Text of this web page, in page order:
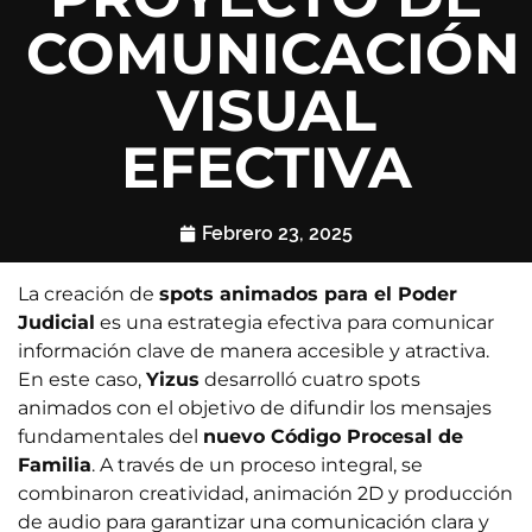
COMUNICACIÓN
VISUAL
EFECTIVA
Febrero 23, 2025
La creación de spots animados para el Poder
Judicial es una estrategia efectiva para comunicar
información clave de manera accesible y atractiva.
En este caso, Yizus desarrolló cuatro spots
animados con el objetivo de difundir los mensajes
fundamentales del nuevo Código Procesal de
Familia. A través de un proceso integral, se
combinaron creatividad, animación 2D y producción
de audio para garantizar una comunicación clara y